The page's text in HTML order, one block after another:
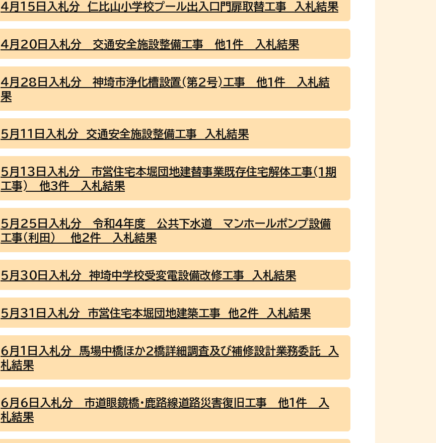
４月１５日入札分 仁比山小学校プール出入口門扉取替工事 入札結果
４月２０日入札分 交通安全施設整備工事 他1件 入札結果
４月28日入札分 神埼市浄化槽設置(第2号)工事 他1件 入札結
果
５月１１日入札分 交通安全施設整備工事 入札結果
５月１３日入札分 市営住宅本堀団地建替事業既存住宅解体工事(1期
工事) 他3件 入札結果
５月２５日入札分 令和4年度 公共下水道 マンホールポンプ設備
工事（利田） 他２件 入札結果
５月３０日入札分 神埼中学校受変電設備改修工事 入札結果
５月３１日入札分 市営住宅本堀団地建築工事 他２件 入札結果
６月１日入札分 馬場中橋ほか2橋詳細調査及び補修設計業務委託 入
札結果
６月６日入札分 市道眼鏡橋・鹿路線道路災害復旧工事 他１件 入
札結果